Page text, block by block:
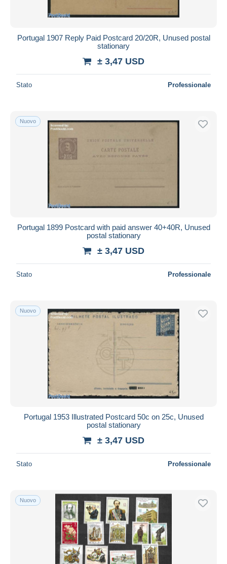
Portugal 1907 Reply Paid Postcard 20/20R, Unused postal
stationary
± 3,47 USD
Stato Professionale
Nuovo
Portugal 1899 Postcard with paid answer 40+40R, Unused
postal stationary
± 3,47 USD
Stato Professionale
Nuovo
Portugal 1953 Illustrated Postcard 50c on 25c, Unused
postal stationary
± 3,47 USD
Stato Professionale
Nuovo